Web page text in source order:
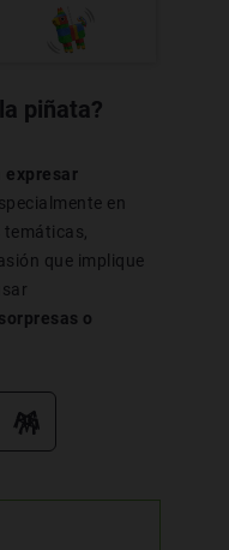
piñata?
expresar
en
que implique
o
🪅